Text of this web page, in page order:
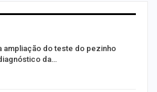
ampliação do teste do pezinho
da…